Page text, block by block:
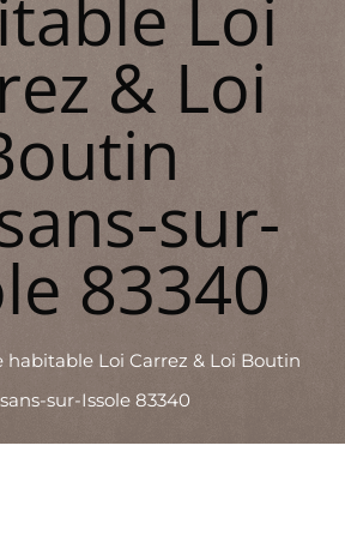
Loi
& Loi
sur-
83340
habitable Loi Carrez & Loi Boutin
sur-Issole 83340